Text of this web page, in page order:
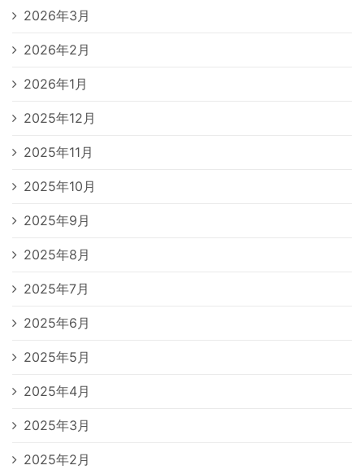
2026年3月
2026年2月
2026年1月
2025年12月
2025年11月
2025年10月
2025年9月
2025年8月
2025年7月
2025年6月
2025年5月
2025年4月
2025年3月
2025年2月